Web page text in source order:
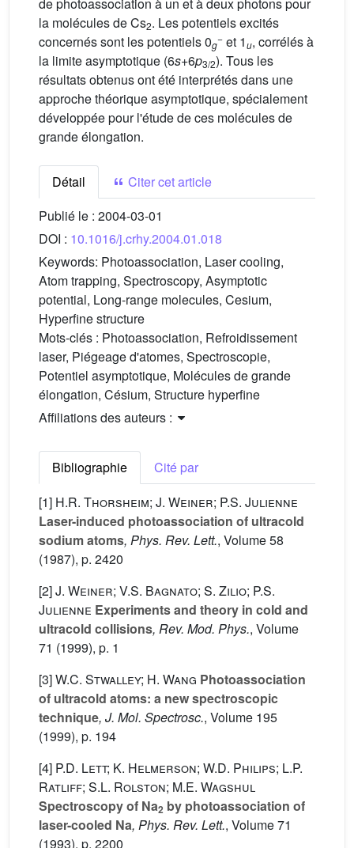
la molécules de Cs2. Les potentiels excités
concernés sont les potentiels 0g
− et 1u, corrélés à
la limite asymptotique (6s+6p3/2). Tous les
résultats obtenus ont été interprétés dans une
approche théorique asymptotique, spécialement
développée pour l'étude de ces molécules de
grande élongation.
Détail
Citer cet article
Publié le : 2004-03-01
DOI : 10.1016/j.crhy.2004.01.018
Keywords: Photoassociation, Laser cooling,
Atom trapping, Spectroscopy, Asymptotic
potential, Long-range molecules, Cesium,
Hyperfine structure
Mots-clés : Photoassociation, Refroidissement
laser, Piégeage d'atomes, Spectroscopie,
Potentiel asymptotique, Molécules de grande
élongation, Césium, Structure hyperfine
Affiliations des auteurs :
Bibliographie
Cité par
[1] H.R. Thorsheim; J. Weiner; P.S. Julienne
Laser-induced photoassociation of ultracold
sodium atoms, Phys. Rev. Lett., Volume 58
(1987), p. 2420
[2]J. Weiner; V.S. Bagnato; S. Zilio; P.S.
Julienne Experiments and theory in cold and
ultracold collisions, Rev. Mod. Phys., Volume
71 (1999), p. 1
[3]W.C. Stwalley; H. Wang Photoassociation
of ultracold atoms: a new spectroscopic
technique, J. Mol. Spectrosc., Volume 195
(1999), p. 194
[4] P.D. Lett; K. Helmerson; W.D. Philips; L.P.
Ratliff; S.L. Rolston; M.E. Wagshul
Spectroscopy of Na2 by photoassociation of
laser-cooled Na, Phys. Rev. Lett., Volume 71
(1993), p. 2200